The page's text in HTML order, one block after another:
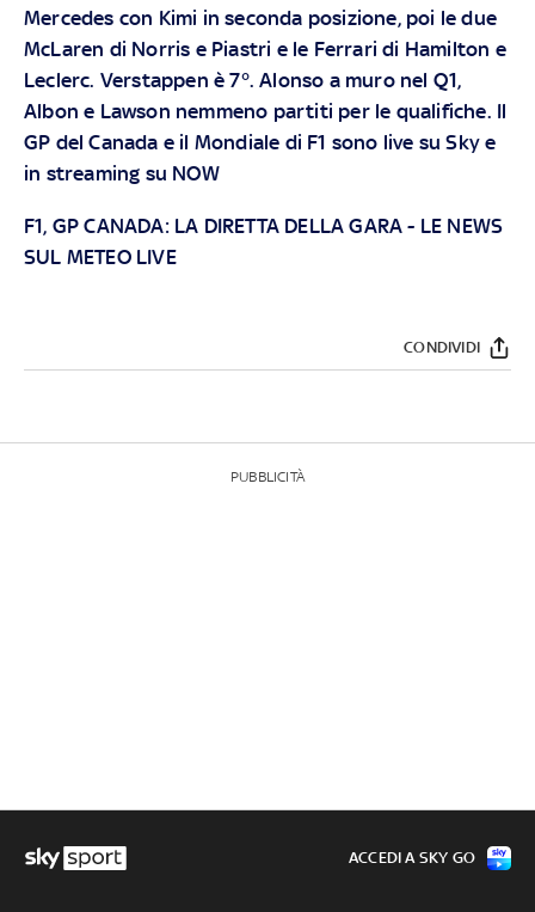
Mercedes con Kimi in seconda posizione, poi le due
McLaren di Norris e Piastri e le Ferrari di Hamilton e
Leclerc. Verstappen è 7°. Alonso a muro nel Q1,
Albon e Lawson nemmeno partiti per le qualifiche. Il
GP del Canada e il Mondiale di F1 sono live suSky e
in streaming su NOW
F1, GP CANADA: LA DIRETTA DELLA GARA - LE NEWS
SUL METEO LIVE
CONDIVIDI
PUBBLICITÀ
ACCEDI A SKY GO